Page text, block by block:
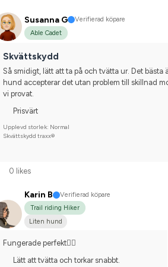
Susanna G
Verifierad köpare
Able Cadet
Skvättskydd
Så smidigt, lätt att ta på och tvätta ur. Det bästa
hund accepterar det utan problem till skillnad
vi provat.
Prisvärt
Upplevd storlek: Normal
Skvättskydd traxx®
0 likes
Karin B
Verifierad köpare
Trail riding Hiker
Liten hund
Fungerade perfekt👍🏻
Lätt att tvätta och torkar snabbt.